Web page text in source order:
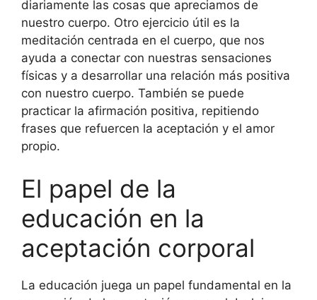
diariamente las cosas que apreciamos de
nuestro cuerpo. Otro ejercicio útil es la
meditación centrada en el cuerpo, que nos
ayuda a conectar con nuestras sensaciones
físicas y a desarrollar una relación más positiva
con nuestro cuerpo. También se puede
practicar la afirmación positiva, repitiendo
frases que refuercen la aceptación y el amor
propio.
El papel de la
educación en la
aceptación corporal
La educación juega un papel fundamental en la